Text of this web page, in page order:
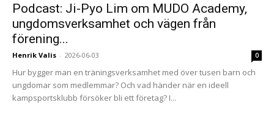
Podcast: Ji-Pyo Lim om MUDO Academy,
ungdomsverksamhet och vägen från
förening...
Henrik Valis - 2026-06-03 0
Hur bygger man en träningsverksamhet med över tusen barn och
ungdomar som medlemmar? Och vad händer när en ideell
kampsportsklubb försöker bli ett företag? I...